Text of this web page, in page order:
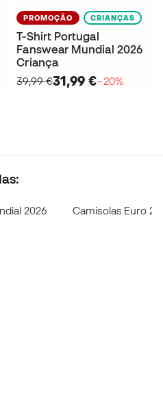
PROMOÇÃO CRIANÇAS
T-Shirt Portugal
Fanswear Mundial 2026
Criança
39,99 €31,99 €−20%
2026 Camisolas Euro